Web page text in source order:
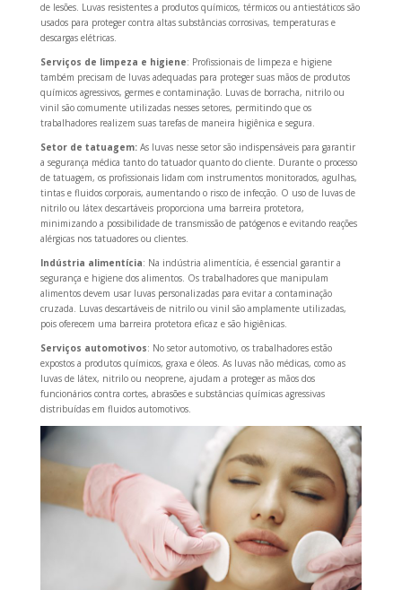
de lesões. Luvas resistentes a produtos químicos, térmicos ou antiestáticos são
usados ​​para proteger contra altas substâncias corrosivas, temperaturas e
descargas elétricas.
Serviços de limpeza e higiene: Profissionais de limpeza e higiene
também precisam de luvas adequadas para proteger suas mãos de produtos
químicos agressivos, germes e contaminação. Luvas de borracha, nitrilo ou
vinil são comumente utilizadas nesses setores, permitindo que os
trabalhadores realizem suas tarefas de maneira higiênica e segura.
Setor de tatuagem:As luvas nesse setor são indispensáveis ​​para garantir
a segurança médica tanto do tatuador quanto do cliente. Durante o processo
de tatuagem, os profissionais lidam com instrumentos monitorados, agulhas,
tintas e fluidos corporais, aumentando o risco de infecção. O uso de luvas de
nitrilo ou látex descartáveis ​​proporciona uma barreira protetora,
minimizando a possibilidade de transmissão de patógenos e evitando reações
alérgicas nos tatuadores ou clientes.
Indústria alimentícia: Na indústria alimentícia, é essencial garantir a
segurança e higiene dos alimentos. Os trabalhadores que manipulam
alimentos devem usar luvas personalizadas para evitar a contaminação
cruzada. Luvas descartáveis ​​de nitrilo ou vinil são amplamente utilizadas,
pois oferecem uma barreira protetora eficaz e são higiênicas.
Serviços automotivos: No setor automotivo, os trabalhadores estão
expostos a produtos químicos, graxa e óleos. As luvas não médicas, como as
luvas de látex, nitrilo ou neoprene, ajudam a proteger as mãos dos
funcionários contra cortes, abrasões e substâncias químicas agressivas
distribuídas em fluidos automotivos.